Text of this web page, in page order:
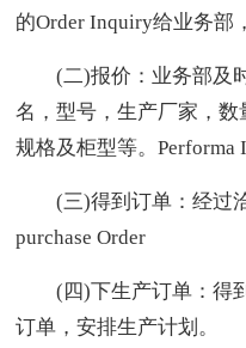
的Order Inquiry给业务部
(二)报价：业务部及时
名，型号，生产厂家，
规格及柜型等。
(三)得到订单：经过
purchase Order
(四)下生产订单：得到
订单，安排生产计划。